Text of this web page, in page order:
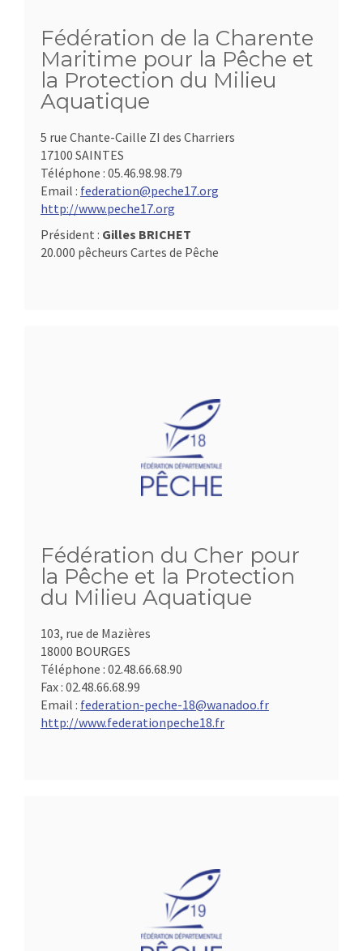
Fédération de la Charente
Maritime pour la Pêche et
la Protection du Milieu
Aquatique
5 rue Chante-Caille ZI des Charriers
17100 SAINTES
Téléphone : 05.46.98.98.79
Email : federation@peche17.org
http://www.peche17.org
Président : Gilles BRICHET
20.000 pêcheurs Cartes de Pêche
Fédération du Cher pour
la Pêche et la Protection
du Milieu Aquatique
103, rue de Mazières
18000 BOURGES
Téléphone : 02.48.66.68.90
Fax : 02.48.66.68.99
Email : federation-peche-18@wanadoo.fr
http://www.federationpeche18.fr